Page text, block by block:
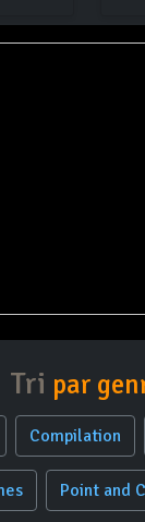
Tri par
Compilation
Point and